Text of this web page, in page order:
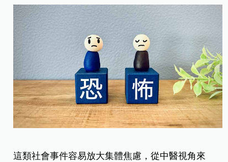
這類社會事件容易放大集體焦慮，從中醫視角來